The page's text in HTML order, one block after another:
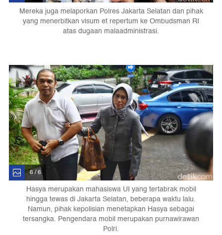
Mereka juga melaporkan Polres Jakarta Selatan dan pihak
yang menerbitkan visum et repertum ke Ombudsman RI
atas dugaan malaadministrasi.
6 / 6
Hasya merupakan mahasiswa UI yang tertabrak mobil
hingga tewas di Jakarta Selatan, beberapa waktu lalu.
Namun, pihak kepolisian menetapkan Hasya sebagai
tersangka. Pengendara mobil merupakan purnawirawan
Polri.